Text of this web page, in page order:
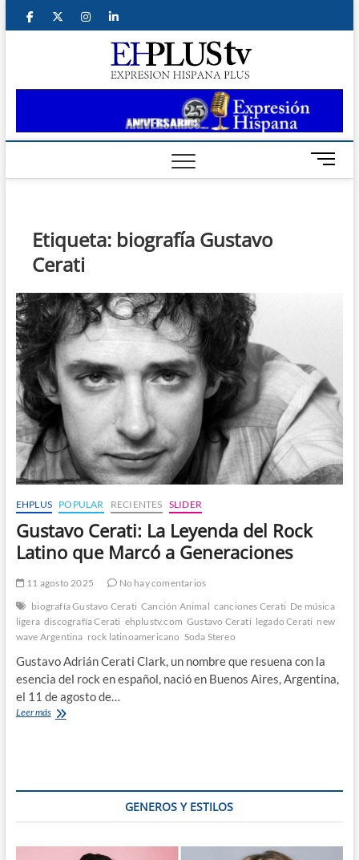
Saltar
facebooktwitter
instagram
linkedin
B
o
Etiqueta: biografía Gustavo
Cerati
EHPLUS POPULAR RECIENTES SLIDER
Gustavo Cerati: La Leyenda del Rock
Latino que Marcó a Generaciones
11 agosto 2025
No hay comentarios
biografía Gustavo Cerati Canción Animal canciones Cerati De música
ligera discografía Cerati ehplustv.com Gustavo Cerati legado Cerati new
wave Argentina rock latinoamericano Soda Stereo
Gustavo Adrián Cerati Clark, un nombre que resuena con la
esencia del rock en español, nació en Buenos Aires, Argentina,
el 11 de agosto de…
Leer másGustavo
Generaciones
GENEROS Y ESTILOS